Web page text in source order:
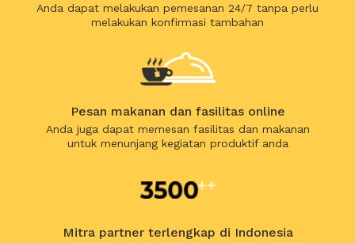
Anda dapat melakukan pemesanan 24/7 tanpa perlu
melakukan konfirmasi tambahan
Pesan makanan dan fasilitas online
Anda juga dapat memesan fasilitas dan makanan
untuk menunjang kegiatan produktif anda
Mitra partner terlengkap di Indonesia